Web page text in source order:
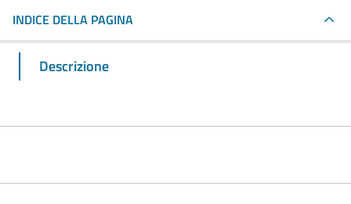
INDICE DELLA PAGINA
Descrizione